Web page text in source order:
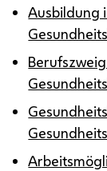
Ausbildung